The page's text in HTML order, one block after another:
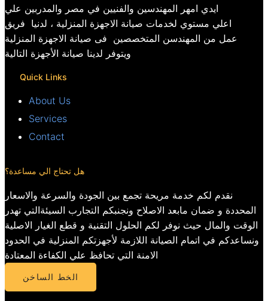
ايدي امهر المهندسين والفنيين في مصر والمدربين علي
اعلي مستوي لخدمات صيانة الاجهزة المنزلية ، لدنيا فريق
عمل من المهندسن المتخصصين فى صيانة الاجهزة المنزلية
ويتوفر لدينا صيانة الأجهزة التالية
Quick Links
About Us
Services
Contact
هل تحتاج الي مساعدة؟
نقدم لكم خدمة مريحة تجمع بين الجودة والسرعة والاسعار
المحددة و ضمان مابعد الاصلاح ونجنبكم التجارب السيئةالتي تهدر
الوقت والمال حيث نوفر لكم الحلول التقنية و قطع الغيار الاصلية
ونساعدكم في اتمام الصيانة اللازمة لأجهزتكم المنزلية في الحدود
الامنة التي تحافظ علي الكفاءة المعتادة
الخط الساخن